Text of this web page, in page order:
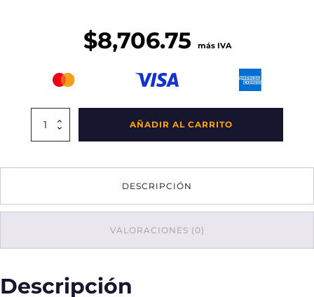
$8,706.75 más IVA
Contenedor
85x43x75
AÑADIR AL CARRITO
DESCRIPCIÓN
VALORACIONES (0)
Descripción